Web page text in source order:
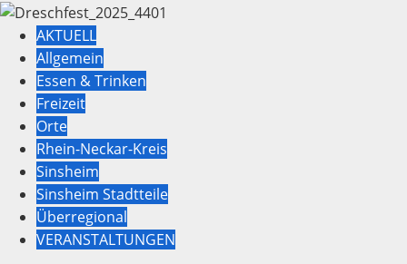
AKTUELL
Allgemein
Essen & Trinken
Freizeit
Orte
Rhein-Neckar-Kreis
Sinsheim
Sinsheim Stadtteile
Überregional
VERANSTALTUNGEN